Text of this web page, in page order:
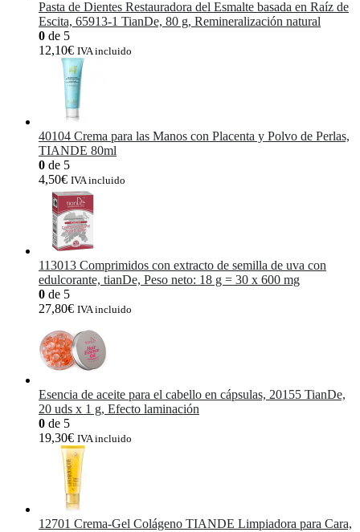
Pasta de Dientes Restauradora del Esmalte basada en Raíz de
Escita, 65913-1 TianDe, 80 g, Remineralización natural
0 de 5
12,10€ IVA incluido
40104 Crema para las Manos con Placenta y Polvo de Perlas,
TIANDE 80ml
0 de 5
4,50€ IVA incluido
113013 Comprimidos con extracto de semilla de uva con
edulcorante, tianDe, Peso neto: 18 g = 30 x 600 mg
0 de 5
27,80€ IVA incluido
Esencia de aceite para el cabello en cápsulas, 20155 TianDe,
20 uds x 1 g, Efecto laminación
0 de 5
19,30€ IVA incluido
12701 Crema-Gel Colágeno TIANDE Limpiadora para Cara,